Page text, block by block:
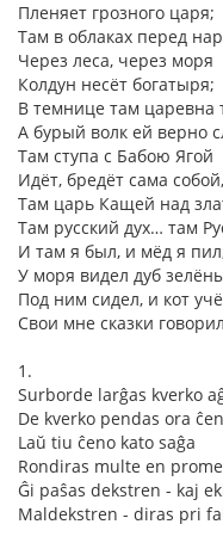
Пленяет грозного царя;
Там в облаках перед
Через леса, через моря
Колдун несёт богатыря;
В темнице там царевна
А бурый волк ей верно
Там ступа с Бабою Ягой
Идёт, бредёт сама собой,
Там царь Кащей над
Там русский дух… там
И там я был, и мёд я
У моря видел дуб
Под ним сидел, и кот
Свои мне сказки
1.
Surborde larĝas kverko
De kverko pendas ora
Laŭ tiu ĉeno kato saĝa
Rondiras multe en
Ĝi paŝas dekstren - kaj
Maldekstren - diras pri